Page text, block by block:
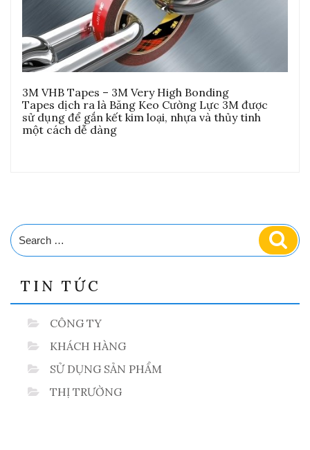
3M VHB Tapes – 3M Very High Bonding
Tapes dịch ra là Băng Keo Cường Lực 3M được
sử dụng để gắn kết kim loại, nhựa và thủy tinh
một cách dễ dàng
Search
for:
TIN TỨC
CÔNG TY
KHÁCH HÀNG
SỬ DỤNG SẢN PHẨM
THỊ TRƯỜNG